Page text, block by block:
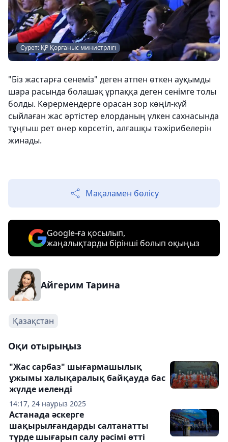
Сурет: ҚР Қорғаныс министрлігі
"Біз жастарға сенеміз" деген атпен өткен ауқымды
шара расында болашақ ұрпаққа деген сенімге толы
болды. Көрермендерге орасан зор көңіл-күй
сыйлаған жас әртістер елорданың үлкен сахнасында
тұңғыш рет өнер көрсетіп, алғашқы тәжірибелерін
жинады.
Мақаламен бөлісу
Google-ға қосылып,
жаңалықтарды бірінші болып оқыңыз
Айгерим Тарина
Қазақстан
Оқи отырыңыз
14:17, 24 наурыз 2025
"Жас сарбаз" шығармашылық
ұжымы халықаралық байқауда бас
жүлде иеленді
Астанада әскерге
шақырылғандарды салтанатты
түрде шығарып салу рәсімі өтті